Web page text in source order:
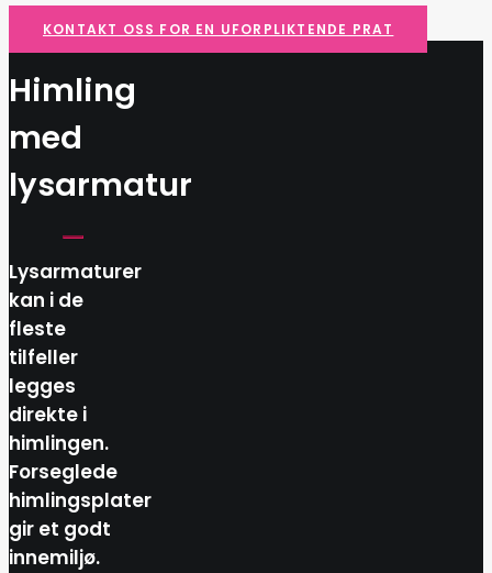
KONTAKT OSS FOR EN UFORPLIKTENDE PRAT
Himling
med
lysarmatur
Lysarmaturer
kan i de
fleste
tilfeller
legges
direkte i
himlingen.
Forseglede
himlingsplater
gir et godt
innemiljø.